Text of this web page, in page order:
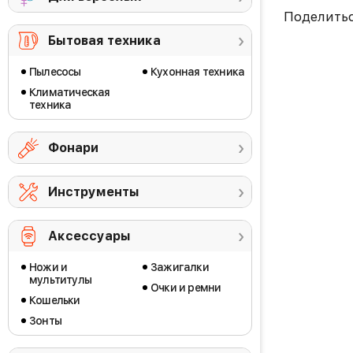
Бытовая техника
Пылесосы
Климатическая
техника
Кухонная техника
Фонари
Инструменты
Аксессуары
Ножи и
мультитулы
Кошельки
Зонты
Зажигалки
Очки и ремни